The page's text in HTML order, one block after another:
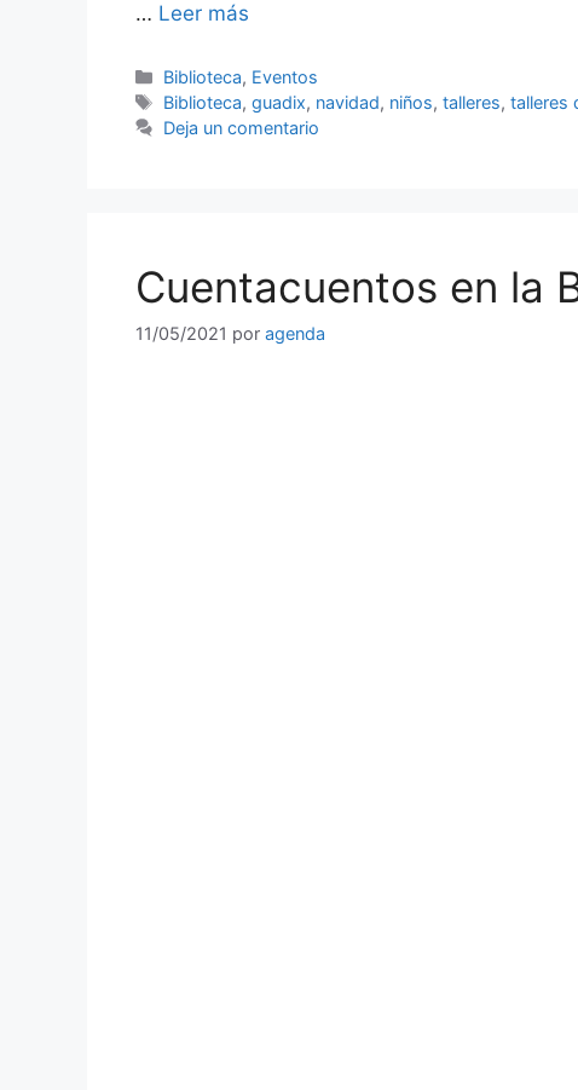
… Leer más
Categorías
Biblioteca, Eventos
Etiquetas
Biblioteca,guadix, navidad, niños,talleres,talleres
Deja un comentario
Cuentacuentos en la
11/05/2021 por agenda